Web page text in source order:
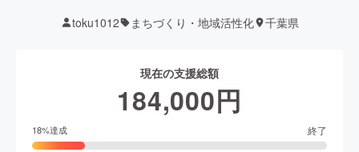
toku1012 まちづくり・地域活性化 千葉県
現在の支援総額
184,000円
18%達成 終了